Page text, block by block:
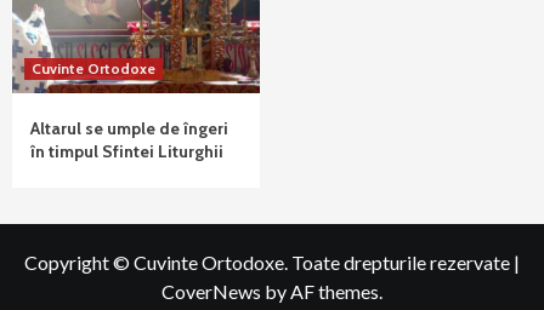
Cuvinte Ortodoxe
Altarul se umple de îngeri
în timpul Sfintei Liturghii
Copyright © Cuvinte Ortodoxe. Toate drepturile rezervate |
CoverNews by AF themes.